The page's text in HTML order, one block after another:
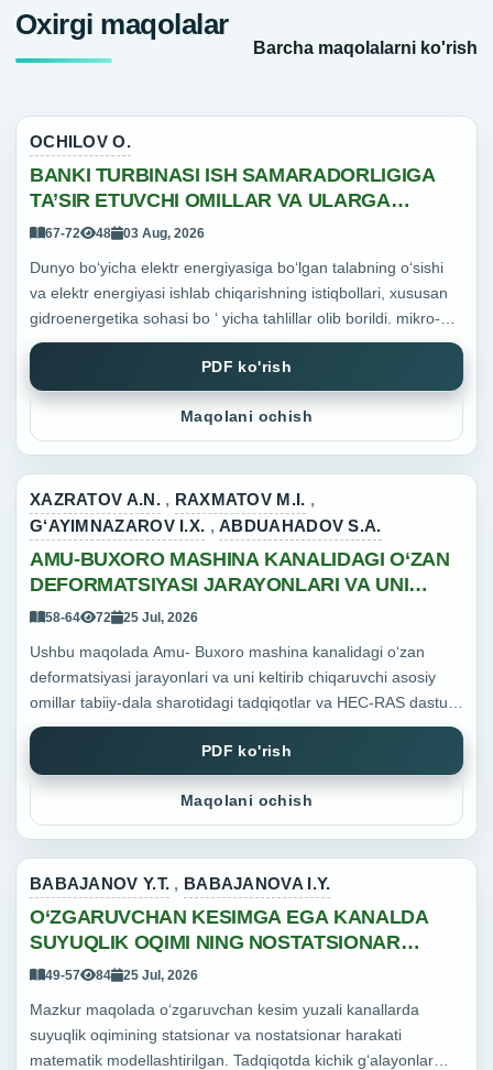
Oxirgi maqolalar
Barcha maqolalarni ko'rish
OCHILOV O.
BANKI TURBINASI ISH SAMARADORLIGIGA
TA’SIR ETUVCHI OMILLAR VA ULARGA
QARSHI CHORALAR
67-72 48 03 Aug, 2026
Dunyo bo‘yicha elektr energiyasiga bo‘lgan talabning o‘sishi
va elektr energiyasi ishlab chiqarishning istiqbollari, xususan
gidroenergetika sohasi bo ‘ yicha tahlillar olib borildi. mikro-
gidroelektrstansiyalar (mikroGES) lardan fo...
PDF ko'rish
Maqolani ochish
XAZRATOV A.N. , RAXMATOV M.I. ,
G‘AYIMNAZAROV I.X. ,ABDUAHADOV S.A.
AMU-BUXORO MASHINA KANALIDAGI O‘ZAN
DEFORMATSIYASI JARAYONLARI VA UNI
KELTIRIB CHIQARUVCHI ASOSIY OMILLAR
58-64 72 25 Jul, 2026
Ushbu maqolada Amu- Buxoro mashina kanalidagi o‘zan
deformatsiyasi jarayonlari va uni keltirib chiqaruvchi asosiy
omillar tabiiy-dala sharotidagi tadqiqotlar va HEC-RAS dasturi
yordamida gidravlik modellash usuli orqali aniqlandi.
PDF ko'rish
Maqolani ochish
BABAJANOV Y.T. , BABAJANOVA I.Y.
O‘ZGARUVCHAN KESIMGA EGA KANALDA
SUYUQLIK OQIMI NING NOSTATSIONAR
MASALASI
49-57 84 25 Jul, 2026
Mazkur maqolada o‘zgaruvchan kesim yuzali kanallarda
suyuqlik oqimining statsionar va nostatsionar harakati
matematik modellashtirilgan. Tadqiqotda kichik g‘alayonlar